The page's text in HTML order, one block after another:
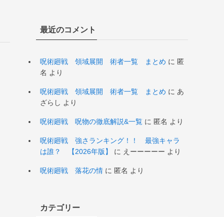
最近のコメント
呪術廻戦 領域展開 術者一覧 まとめ に 匿
名 より
呪術廻戦 領域展開 術者一覧 まとめ に あ
ざらし より
呪術廻戦 呪物の徹底解説&一覧 に 匿名 より
呪術廻戦 強さランキング！！ 最強キャラ
は誰？ 【2026年版】
に えーーーーー より
呪術廻戦 落花の情 に 匿名 より
カテゴリー